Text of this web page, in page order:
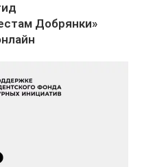
Добрянки»